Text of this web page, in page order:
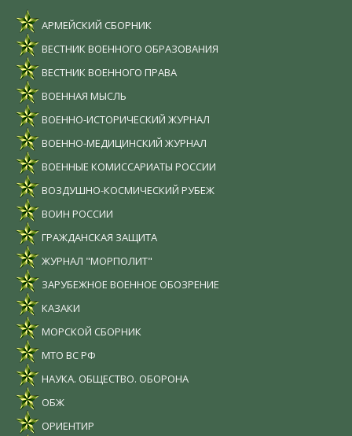
АРМЕЙСКИЙ СБОРНИК
ВЕСТНИК ВОЕННОГО ОБРАЗОВАНИЯ
ВЕСТНИК ВОЕННОГО ПРАВА
ВОЕННАЯ МЫСЛЬ
ВОЕННО-ИСТОРИЧЕСКИЙ ЖУРНАЛ
ВОЕННО-МЕДИЦИНСКИЙ ЖУРНАЛ
ВОЕННЫЕ КОМИССАРИАТЫ РОССИИ
ВОЗДУШНО-КОСМИЧЕСКИЙ РУБЕЖ
ВОИН РОССИИ
ГРАЖДАНСКАЯ ЗАЩИТА
ЖУРНАЛ "МОРПОЛИТ"
ЗАРУБЕЖНОЕ ВОЕННОЕ ОБОЗРЕНИЕ
КАЗАКИ
МОРСКОЙ СБОРНИК
МТО ВС РФ
НАУКА. ОБЩЕСТВО. ОБОРОНА
ОБЖ
ОРИЕНТИР